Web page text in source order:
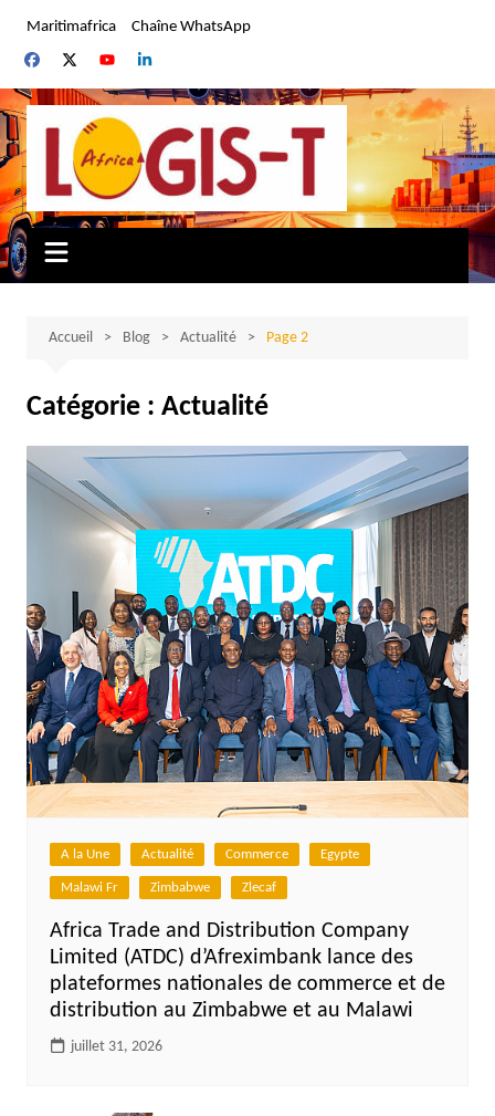
contenu
Maritimafrica Chaîne WhatsApp
Accueil Blog Actualité Page 2
Catégorie : Actualité
A la Une Actualité Commerce Egypte
Malawi Fr Zimbabwe Zlecaf
Africa Trade and Distribution Company
Limited (ATDC) d’Afreximbank lance des
plateformes nationales de commerce et de
distribution au Zimbabwe et au Malawi
juillet 31, 2026